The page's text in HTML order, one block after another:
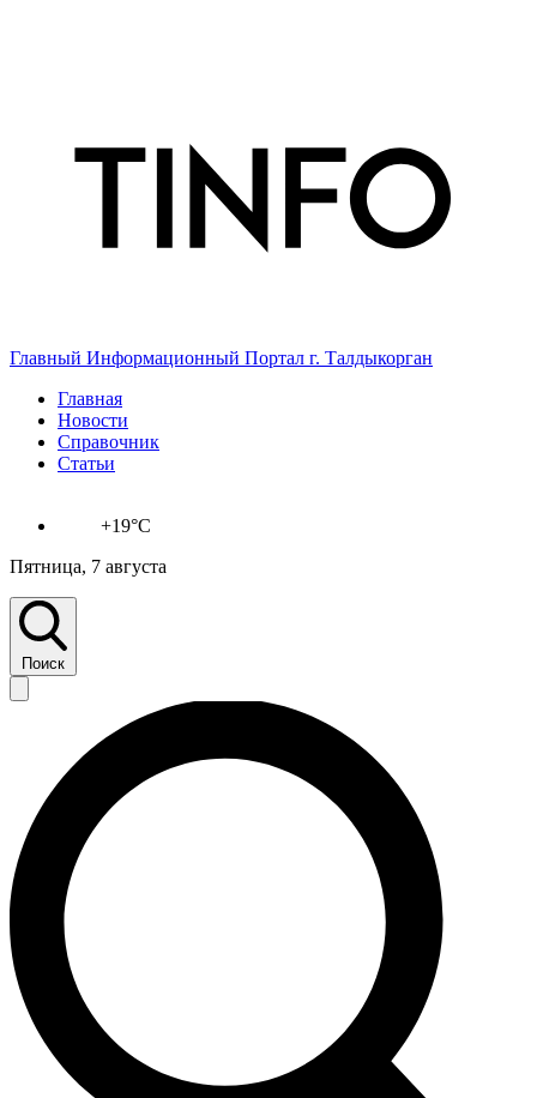
Главный Информационный Портал г. Талдыкорган
Главная
Новости
Справочник
Статьи
+19°C
Пятница, 7 августа
Поиск